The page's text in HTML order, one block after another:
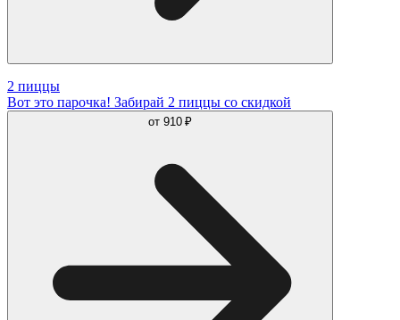
2 пиццы
Вот это парочка! Забирай 2 пиццы со скидкой
от 910 ₽